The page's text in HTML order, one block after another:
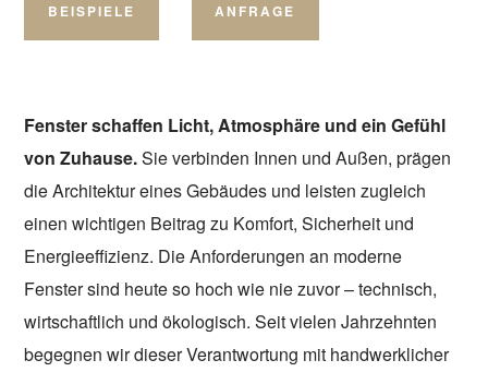
BEISPIELE ANFRAGE
Fenster schaffen Licht, Atmosphäre und ein Gefühl
von Zuhause.Sie verbinden Innen und Außen, prägen
die Architektur eines Gebäudes und leisten zugleich
einen wichtigen Beitrag zu Komfort, Sicherheit und
Energieeffizienz. Die Anforderungen an moderne
Fenster sind heute so hoch wie nie zuvor – technisch,
wirtschaftlich und ökologisch. Seit vielen Jahrzehnten
begegnen wir dieser Verantwortung mit handwerklicher